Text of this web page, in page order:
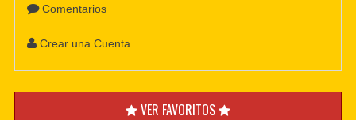
Comentarios
Crear una Cuenta
VER FAVORITOS